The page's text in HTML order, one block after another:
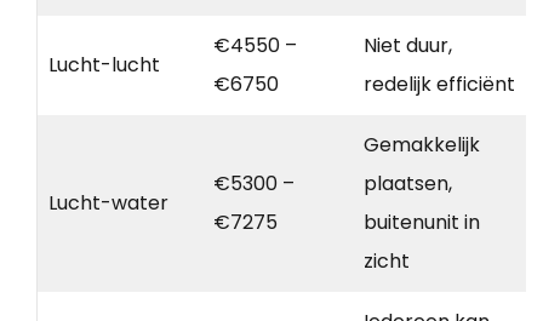
Lucht-lucht
€4550 –
€6750
Niet duur,
redelijk efficiënt
Lucht-water
€5300 –
€7275
Gemakkelijk
plaatsen,
buitenunit in
zicht